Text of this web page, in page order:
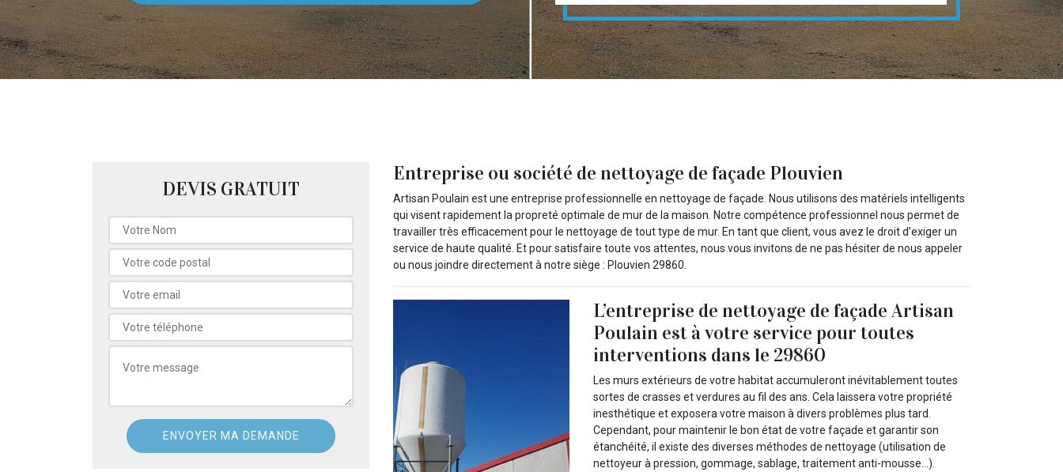
DEVIS GRATUIT
Entreprise ou société de nettoyage de façade Plouvien
Artisan Poulain est une entreprise professionnelle en nettoyage de façade. Nous utilisons des matériels intelligents
qui visent rapidement la propreté optimale de mur de la maison. Notre compétence professionnel nous permet de
travailler très efficacement pour le nettoyage de tout type de mur. En tant que client, vous avez le droit d’exiger un
service de haute qualité. Et pour satisfaire toute vos attentes, nous vous invitons de ne pas hésiter de nous appeler
ou nous joindre directement à notre siège : Plouvien 29860.
L’entreprise de nettoyage de façade Artisan
Poulain est à votre service pour toutes
interventions dans le 29860
Les murs extérieurs de votre habitat accumuleront inévitablement toutes
sortes de crasses et verdures au fil des ans. Cela laissera votre propriété
inesthétique et exposera votre maison à divers problèmes plus tard.
Cependant, pour maintenir le bon état de votre façade et garantir son
étanchéité, il existe des diverses méthodes de nettoyage (utilisation de
nettoyeur à pression, gommage, sablage, traitement anti-mousse…).